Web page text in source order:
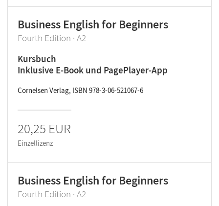
Business English for Beginners
Fourth Edition · A2
Kursbuch
Inklusive E-Book und PagePlayer-App
Cornelsen Verlag, ISBN 978-3-06-521067-6
20,25 EUR
Einzellizenz
Business English for Beginners
Fourth Edition · A2